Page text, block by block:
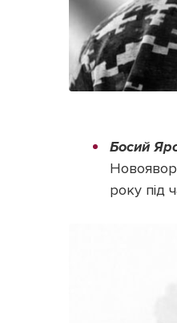
Босий
року під